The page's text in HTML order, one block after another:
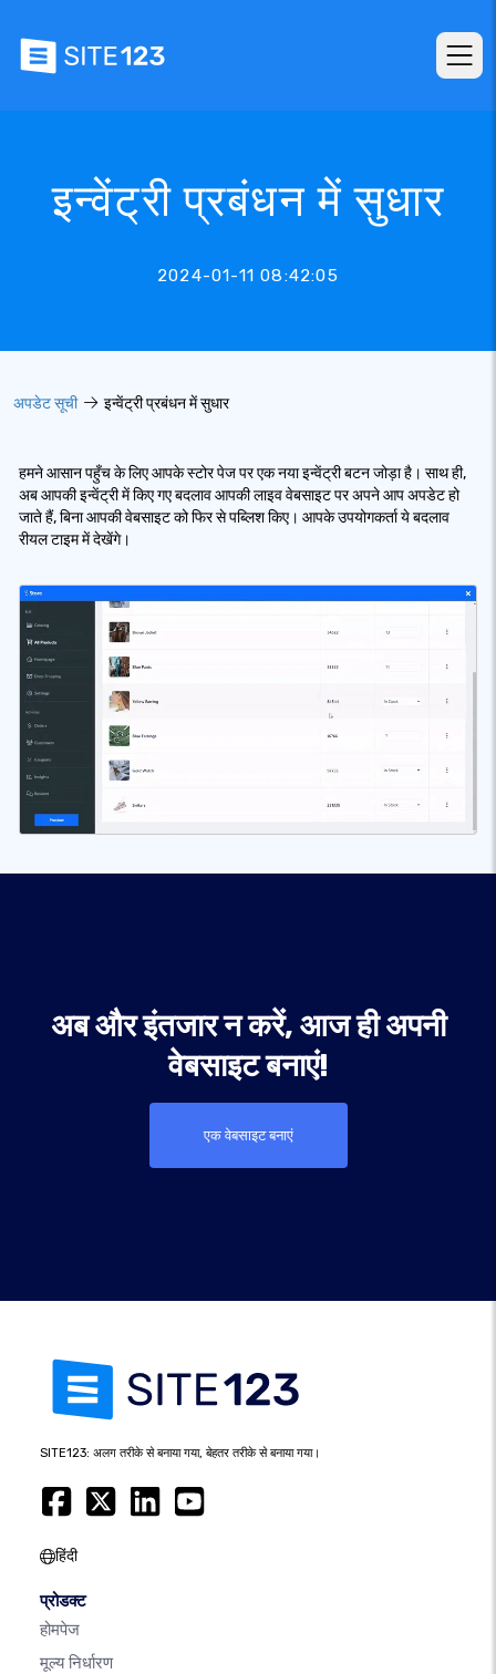
इन्वेंट्री प्रबंधन में सुधार
2024-01-11 08:42:05
अपडेट सूची इन्वेंट्री प्रबंधन में सुधार
हमने आसान पहुँच के लिए आपके स्टोर पेज पर एक नया इन्वेंट्री बटन जोड़ा है। साथ ही,
अब आपकी इन्वेंट्री में किए गए बदलाव आपकी लाइव वेबसाइट पर अपने आप अपडेट हो
जाते हैं, बिना आपकी वेबसाइट को फिर से पब्लिश किए। आपके उपयोगकर्ता ये बदलाव
रीयल टाइम में देखेंगे।
अब और इंतजार न करें, आज ही अपनी
वेबसाइट बनाएं!
एक वेबसाइट बनाएं
SITE123: अलग तरीके से बनाया गया, बेहतर तरीके से बनाया गया।
हिंदी
प्रोडक्ट
होमपेज
मूल्य निर्धारण